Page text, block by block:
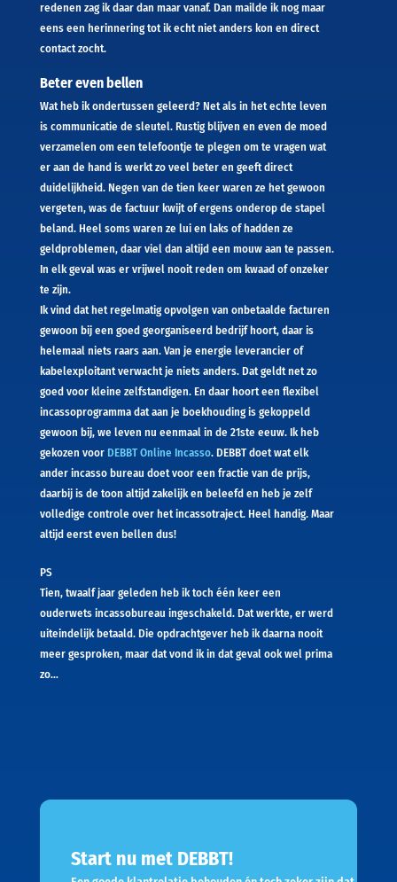
redenen zag ik daar dan maar vanaf. Dan mailde ik nog maar
eens een herinnering tot ik echt niet anders kon en direct
contact zocht.
Beter even bellen
Wat heb ik ondertussen geleerd? Net als in het echte leven
is communicatie de sleutel. Rustig blijven en even de moed
verzamelen om een telefoontje te plegen om te vragen wat
er aan de hand is werkt zo veel beter en geeft direct
duidelijkheid. Negen van de tien keer waren ze het gewoon
vergeten, was de factuur kwijt of ergens onderop de stapel
beland. Heel soms waren ze lui en laks of hadden ze
geldproblemen, daar viel dan altijd een mouw aan te passen.
In elk geval was er vrijwel nooit reden om kwaad of onzeker
te zijn.
Ik vind dat het regelmatig opvolgen van onbetaalde facturen
gewoon bij een goed georganiseerd bedrijf hoort, daar is
helemaal niets raars aan. Van je energie leverancier of
kabelexploitant verwacht je niets anders. Dat geldt net zo
goed voor kleine zelfstandigen. En daar hoort een flexibel
incassoprogramma dat aan je boekhouding is gekoppeld
gewoon bij, we leven nu eenmaal in de 21ste eeuw. Ik heb
gekozen voor DEBBT Online Incasso. DEBBT doet wat elk
ander incasso bureau doet voor een fractie van de prijs,
daarbij is de toon altijd zakelijk en beleefd en heb je zelf
volledige controle over het incassotraject. Heel handig. Maar
altijd eerst even bellen dus!
PS
Tien, twaalf jaar geleden heb ik toch één keer een
ouderwets incassobureau ingeschakeld. Dat werkte, er werd
uiteindelijk betaald. Die opdrachtgever heb ik daarna nooit
meer gesproken, maar dat vond ik in dat geval ook wel prima
zo…
Start nu met DEBBT!